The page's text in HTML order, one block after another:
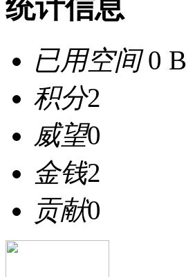
统计信息
已用空间0 B
积分2
威望0
金钱2
贡献0